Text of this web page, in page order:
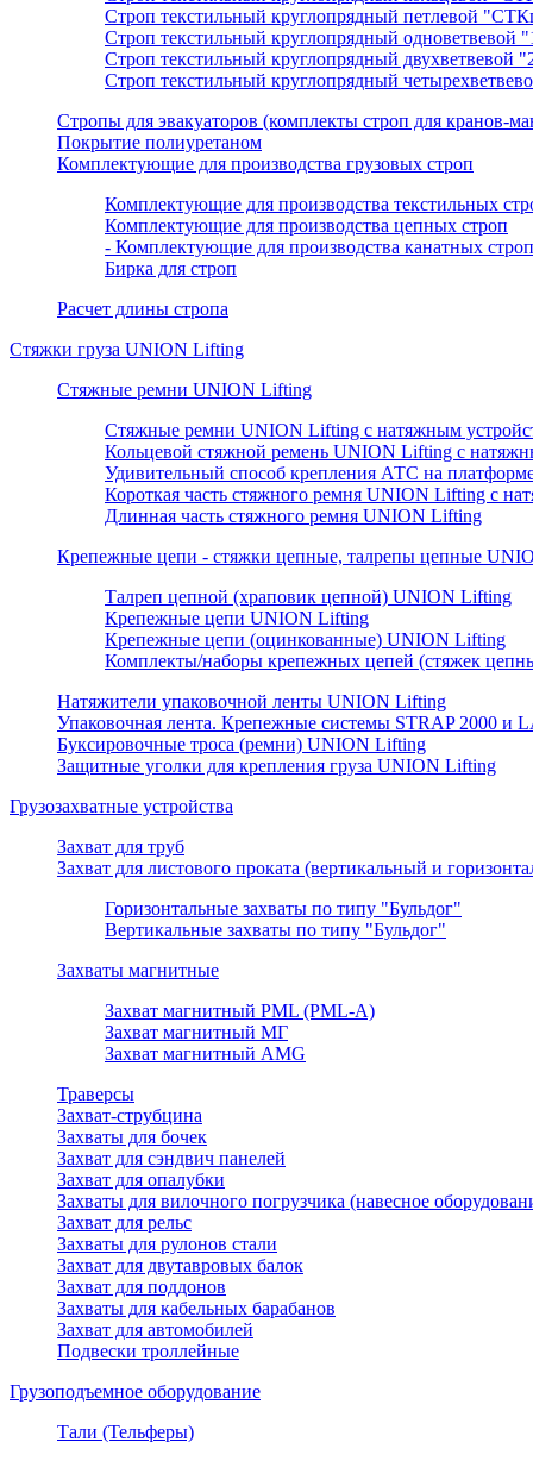
Строп текстильный круглопрядный петлевой
Строп текстильный круглопрядный одноветвевой
Строп текстильный круглопрядный двухветвевой
Строп текстильный круглопрядный
Cтропы для эвакуаторов (комплекты строп для кранов-
Покрытие полиуретаном
Комплектующие для производства грузовых строп
Комплектующие для производства текстильных
Комплектующие для производства цепных строп
- Комплектующие для производства канатных
Бирка для строп
Расчет длины стропа
Стяжки груза UNION Lifting
Стяжные ремни UNION Lifting
Стяжные ремни UNION Lifting с натяжным
Кольцевой стяжной ремень UNION Lifting с
Удивительный способ крепления АТС на
Короткая часть стяжного ремня UNION Lifting с
Длинная часть стяжного ремня UNION Lifting
Крепежные цепи - стяжки цепные, талрепы цепные
Талреп цепной (храповик цепной) UNION Lifting
Крепежные цепи UNION Lifting
Крепежные цепи (оцинкованные) UNION Lifting
Комплекты/наборы крепежных цепей (стяжек
Натяжители упаковочной ленты UNION Lifting
Упаковочная лента. Крепежные системы STRAP 2000 и
Буксировочные троса (ремни) UNION Lifting
Защитные уголки для крепления груза UNION Lifting
Грузозахватные устройства
Захват для труб
Захват для листового проката (вертикальный и
Горизонтальные захваты по типу "Бульдог"
Вертикальные захваты по типу "Бульдог"
Захваты магнитные
Захват магнитный PML (PML-A)
Захват магнитный МГ
Захват магнитный AMG
Траверсы
Захват-струбцина
Захваты для бочек
Захват для сэндвич панелей
Захват для опалубки
Захваты для вилочного погрузчика (навесное
Захват для рельс
Захваты для рулонов стали
Захват для двутавровых балок
Захват для поддонов
Захваты для кабельных барабанов
Захват для автомобилей
Подвески троллейные
Грузоподъемное оборудование
Тали (Тельферы)